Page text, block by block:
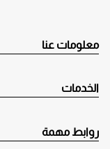
معلومات عنا
الخدمات
روابط مهمة